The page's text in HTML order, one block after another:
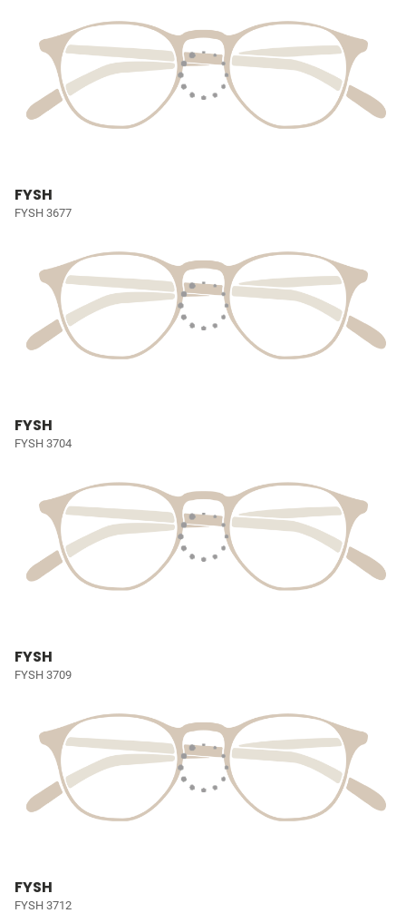
FYSH
FYSH 3677
FYSH
FYSH 3704
FYSH
FYSH 3709
FYSH
FYSH 3712